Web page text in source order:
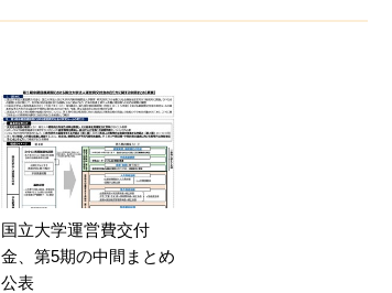
国立大学運営費交付
金、第5期の中間まとめ
公表